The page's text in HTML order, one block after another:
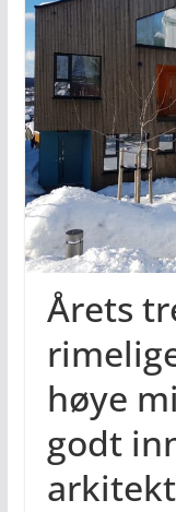
Årets
høye
godt